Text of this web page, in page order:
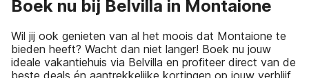
Boek nu bij Belvilla in Montaione
Wil jij ook genieten van al het moois dat Montaione te
bieden heeft? Wacht dan niet langer! Boek nu jouw
ideale vakantiehuis via Belvilla en profiteer direct van de
beste deals én aantrekkelijke kortingen op jouw verblijf